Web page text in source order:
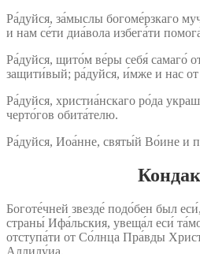
Ра́дуйся, за́мыслы богоме́рзкаго
и нам се́ти диа́вола избега́ти
Ра́дуйся, щито́м ве́ры себя́ самаго́
защити́вый; ра́дуйся, и́мже и нас
Ра́дуйся, христиа́нскаго ро́да
черто́гов обита́телю.
Ра́дуйся, Иоа́нне, святы́й Во́ине и
Боготе́чней звезде́ подо́бен был
страны́ Ифа́льския, увеща́л еси́
отступа́ти от Со́лнца Пра́вды